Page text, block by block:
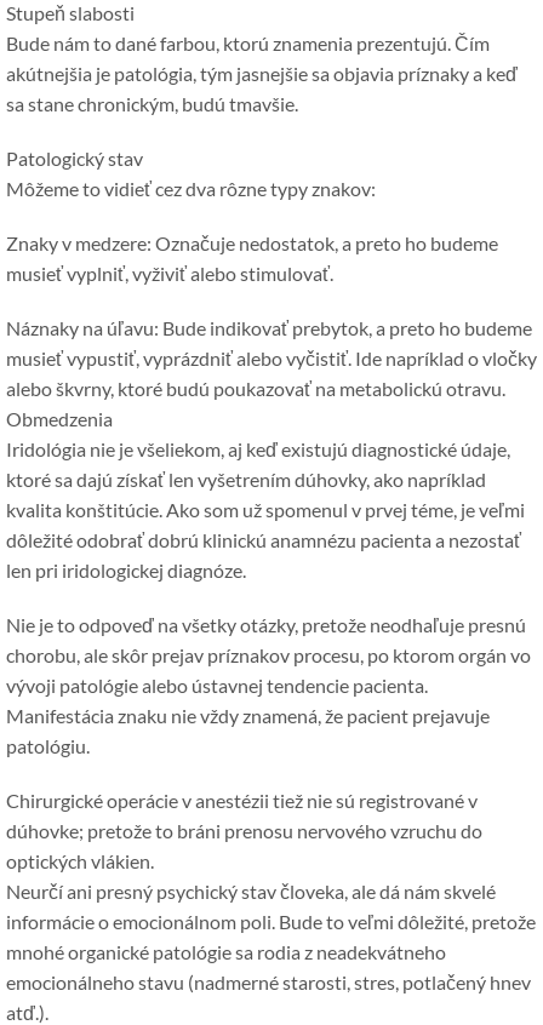
Stupeň slabosti
Bude nám to dané farbou, ktorú znamenia prezentujú. Čím
akútnejšia je patológia, tým jasnejšie sa objavia príznaky a keď
sa stane chronickým, budú tmavšie.
Patologický stav
Môžeme to vidieť cez dva rôzne typy znakov:
Znaky v medzere: Označuje nedostatok, a preto ho budeme
musieť vyplniť, vyživiť alebo stimulovať.
Náznaky na úľavu: Bude indikovať prebytok, a preto ho budeme
musieť vypustiť, vyprázdniť alebo vyčistiť. Ide napríklad o vločky
alebo škvrny, ktoré budú poukazovať na metabolickú otravu.
Obmedzenia
Iridológia nie je všeliekom, aj keď existujú diagnostické údaje,
ktoré sa dajú získať len vyšetrením dúhovky, ako napríklad
kvalita konštitúcie. Ako som už spomenul v prvej téme, je veľmi
dôležité odobrať dobrú klinickú anamnézu pacienta a nezostať
len pri iridologickej diagnóze.
Nie je to odpoveď na všetky otázky, pretože neodhaľuje presnú
chorobu, ale skôr prejav príznakov procesu, po ktorom orgán vo
vývoji patológie alebo ústavnej tendencie pacienta.
Manifestácia znaku nie vždy znamená, že pacient prejavuje
patológiu.
Chirurgické operácie v anestézii tiež nie sú registrované v
dúhovke; pretože to bráni prenosu nervového vzruchu do
optických vlákien.
Neurčí ani presný psychický stav človeka, ale dá nám skvelé
informácie o emocionálnom poli. Bude to veľmi dôležité, pretože
mnohé organické patológie sa rodia z neadekvátneho
emocionálneho stavu (nadmerné starosti, stres, potlačený hnev
atď.).